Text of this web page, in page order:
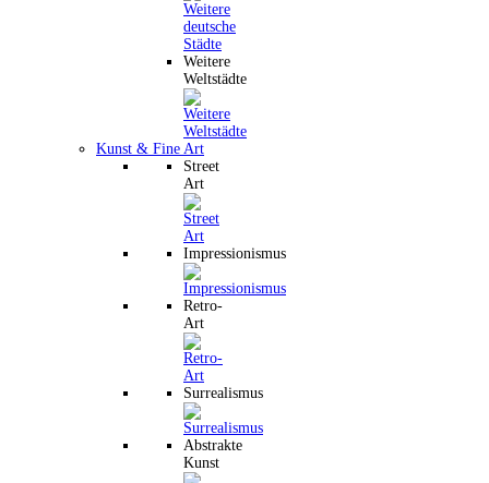
Weitere
Weltstädte
Kunst & Fine Art
Street
Art
Impressionismus
Retro-
Art
Surrealismus
Abstrakte
Kunst